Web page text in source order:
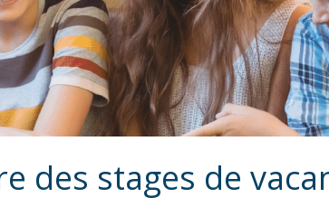
des stages de